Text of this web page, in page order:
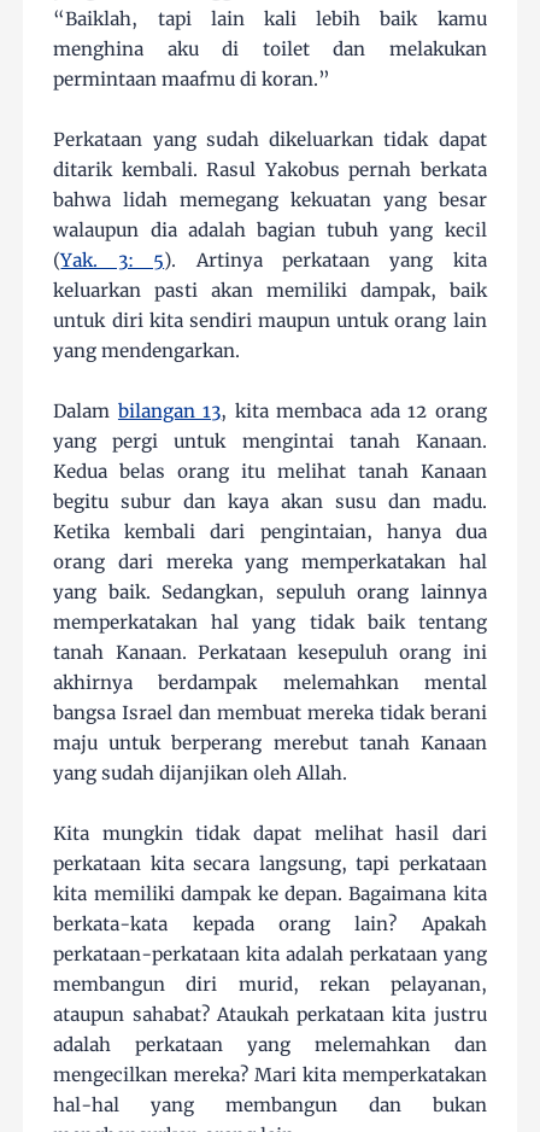
“Baiklah, tapi lain kali lebih baik kamu
menghina aku di toilet dan melakukan
permintaan maafmu di koran.”
Perkataan yang sudah dikeluarkan tidak dapat
ditarik kembali. Rasul Yakobus pernah berkata
bahwa lidah memegang kekuatan yang besar
walaupun dia adalah bagian tubuh yang kecil
(Yak. 3: 5). Artinya perkataan yang kita
keluarkan pasti akan memiliki dampak, baik
untuk diri kita sendiri maupun untuk orang lain
yang mendengarkan.
Dalam bilangan 13, kita membaca ada 12 orang
yang pergi untuk mengintai tanah Kanaan.
Kedua belas orang itu melihat tanah Kanaan
begitu subur dan kaya akan susu dan madu.
Ketika kembali dari pengintaian, hanya dua
orang dari mereka yang memperkatakan hal
yang baik. Sedangkan, sepuluh orang lainnya
memperkatakan hal yang tidak baik tentang
tanah Kanaan. Perkataan kesepuluh orang ini
akhirnya berdampak melemahkan mental
bangsa Israel dan membuat mereka tidak berani
maju untuk berperang merebut tanah Kanaan
yang sudah dijanjikan oleh Allah.
Kita mungkin tidak dapat melihat hasil dari
perkataan kita secara langsung, tapi perkataan
kita memiliki dampak ke depan. Bagaimana kita
berkata-kata kepada orang lain? Apakah
perkataan-perkataan kita adalah perkataan yang
membangun diri murid, rekan pelayanan,
ataupun sahabat? Ataukah perkataan kita justru
adalah perkataan yang melemahkan dan
mengecilkan mereka? Mari kita memperkatakan
hal-hal yang membangun dan bukan